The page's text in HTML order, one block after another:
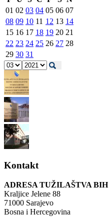
01 02 03 04 05 06 07
08 09 10 11 12 13 14
15 16 17 18 19 20 21
22 23 24 25 26 27 28
29 30 31
Kontakt
ADRESA TUŽILAŠTVA BIH
Kraljice Jelene 88
71000 Sarajevo
Bosna i Hercegovina